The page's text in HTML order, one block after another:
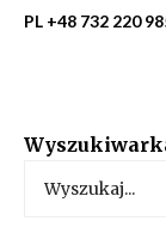
PL +48 732 220